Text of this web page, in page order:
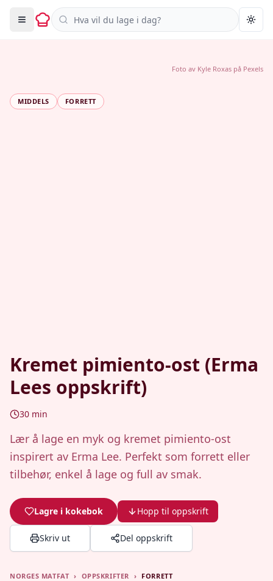
Søk i oppskrifter
MIDDELS FORRETT
Kremet pimiento-ost (Erma
Lees oppskrift)
30 min
Lær å lage en myk og kremet pimiento-ost
inspirert av Erma Lee. Perfekt som forrett eller
tilbehør, enkel å lage og full av smak.
Lagre i kokebok Hopp til oppskrift
Skriv ut Del oppskrift
Foto av Kyle Roxas på Pexels
NORGES MATFAT › OPPSKRIFTER › FORRETT